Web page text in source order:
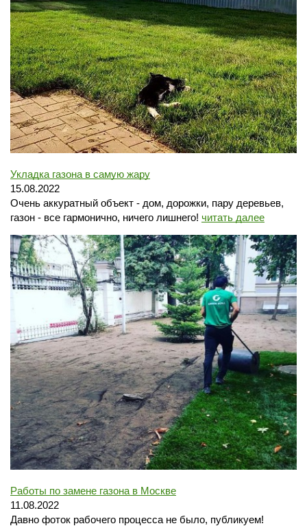
Укладка газона в самую жару
15.08.2022
Очень аккуратный объект - дом, дорожки, пару деревьев,
газон - все гармонично, ничего лишнего! читать далее
Работы по замене газона в Москве
11.08.2022
Давно фоток рабочего процесса не было, публикуем!